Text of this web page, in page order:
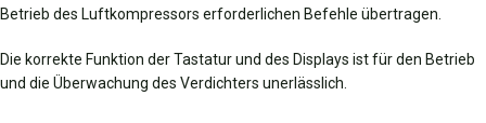
Betrieb des Luftkompressors erforderlichen Befehle übertragen.
Die korrekte Funktion der Tastatur und des Displays ist für den Betrieb
und die Überwachung des Verdichters unerlässlich.